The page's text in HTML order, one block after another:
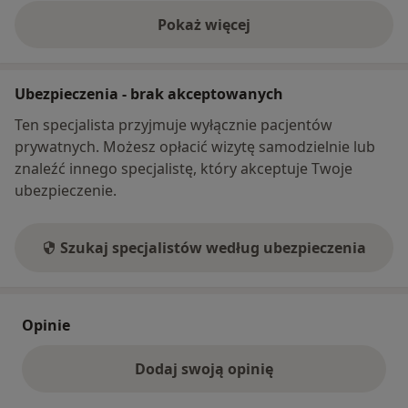
Pokaż więcej
o adresie
Ubezpieczenia - brak akceptowanych
Ten specjalista przyjmuje wyłącznie pacjentów
prywatnych. Możesz opłacić wizytę samodzielnie lub
znaleźć innego specjalistę, który akceptuje Twoje
ubezpieczenie.
Szukaj specjalistów według ubezpieczenia
Opinie
Dodaj swoją opinię